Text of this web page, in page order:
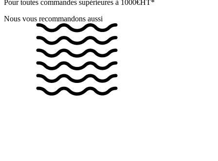
Pour toutes commandes supérieures à 1000€HT*
Nous vous recommandons aussi